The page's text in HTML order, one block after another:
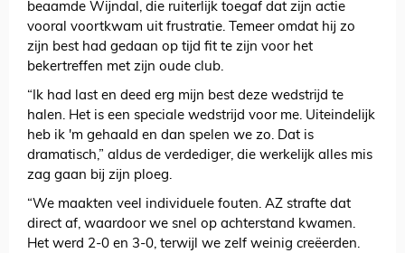
beaamde Wijndal, die ruiterlijk toegaf dat zijn actie
vooral voortkwam uit frustratie. Temeer omdat hij zo
zijn best had gedaan op tijd fit te zijn voor het
bekertreffen met zijn oude club.
“Ik had last en deed erg mijn best deze wedstrijd te
halen. Het is een speciale wedstrijd voor me. Uiteindelijk
heb ik 'm gehaald en dan spelen we zo. Dat is
dramatisch,” aldus de verdediger, die werkelijk alles mis
zag gaan bij zijn ploeg.
“We maakten veel individuele fouten. AZ strafte dat
direct af, waardoor we snel op achterstand kwamen.
Het werd 2-0 en 3-0, terwijl we zelf weinig creëerden.